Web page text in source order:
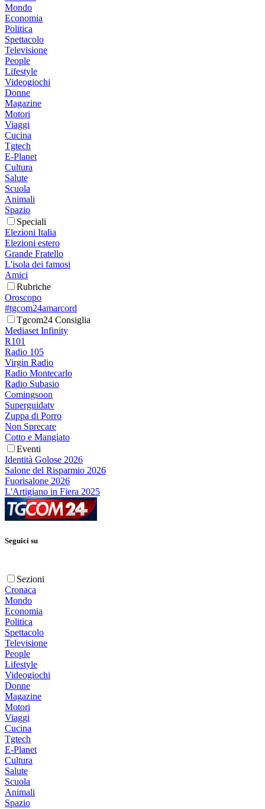
Mondo
Economia
Politica
Spettacolo
Televisione
People
Lifestyle
Videogiochi
Donne
Magazine
Motori
Viaggi
Cucina
Tgtech
E-Planet
Cultura
Salute
Scuola
Animali
Spazio
Speciali
Elezioni Italia
Elezioni estero
Grande Fratello
L'isola dei famosi
Amici
Rubriche
Oroscopo
#tgcom24amarcord
Tgcom24 Consiglia
Mediaset Infinity
R101
Radio 105
Virgin Radio
Radio Montecarlo
Radio Subasio
Comingsoon
Superguidatv
Zuppa di Porro
Non Sprecare
Cotto e Mangiato
Eventi
Identità Golose 2026
Salone del Risparmio 2026
Fuorisalone 2026
L'Artigiano in Fiera 2025
Seguici su
Sezioni
Cronaca
Mondo
Economia
Politica
Spettacolo
Televisione
People
Lifestyle
Videogiochi
Donne
Magazine
Motori
Viaggi
Cucina
Tgtech
E-Planet
Cultura
Salute
Scuola
Animali
Spazio